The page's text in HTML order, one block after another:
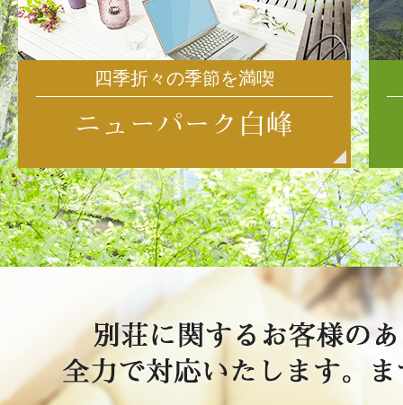
四季折々の季節を満喫